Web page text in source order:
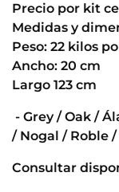
Precio por kit
Medidas y
Peso: 22 kilos
Ancho: 20 cm
Largo 123 cm
- Grey / Oak /
/ Nogal / Roble
Consultar